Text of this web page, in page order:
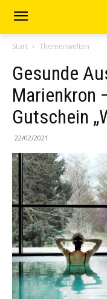
Start Themenwelten
Gesunde
Marienkron
Gutschein
22/02/2021